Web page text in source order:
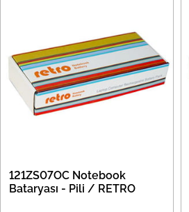
121ZS07OC Notebook
Bataryası - Pili / RETRO